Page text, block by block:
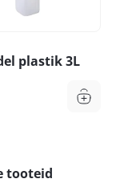
plastik 3L
tooteid